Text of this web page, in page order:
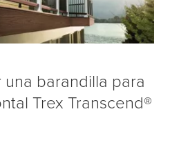
barandilla para
Trex Transcend®